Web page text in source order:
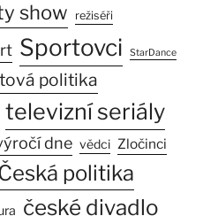
show režiséři
Sportovci StarDance
politika
televizní seriály
dne vědci Zločinci
politika
české divadlo